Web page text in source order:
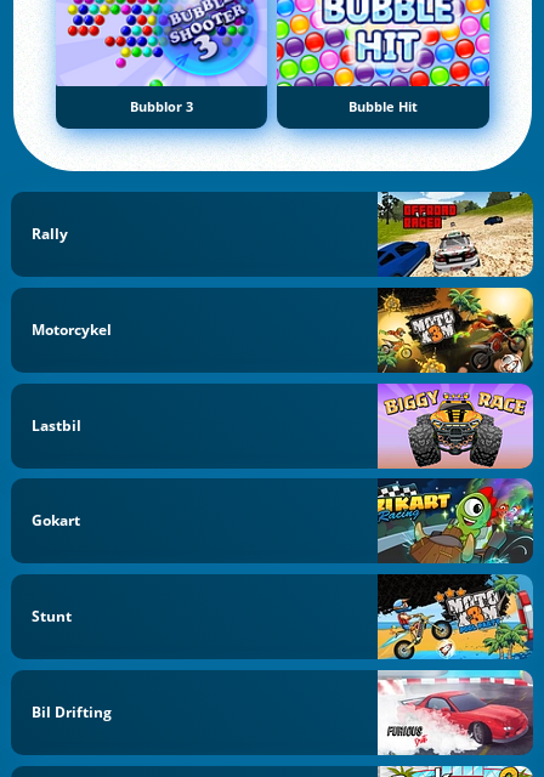
Bubblor 3 Bubble Hit
Rally
Motorcykel
Lastbil
Gokart
Stunt
Bil Drifting